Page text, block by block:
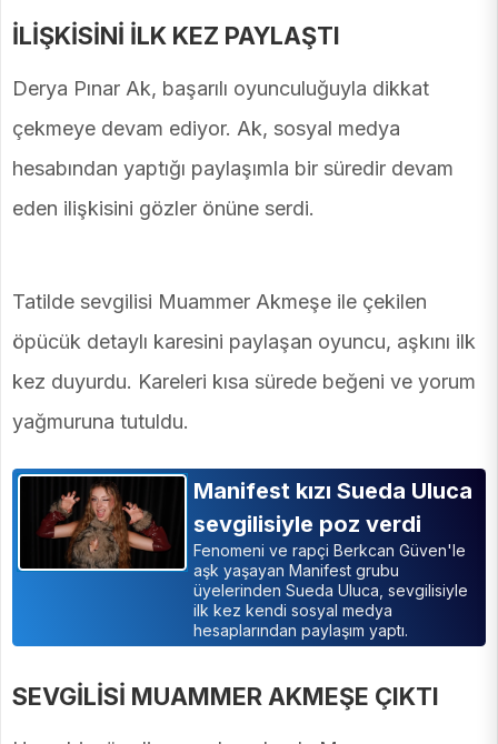
İLİŞKİSİNİ İLK KEZ PAYLAŞTI
Derya Pınar Ak, başarılı oyunculuğuyla dikkat
çekmeye devam ediyor. Ak, sosyal medya
hesabından yaptığı paylaşımla bir süredir devam
eden ilişkisini gözler önüne serdi.
Tatilde sevgilisi Muammer Akmeşe ile çekilen
öpücük detaylı karesini paylaşan oyuncu, aşkını ilk
kez duyurdu. Kareleri kısa sürede beğeni ve yorum
yağmuruna tutuldu.
Manifest kızı Sueda Uluca
sevgilisiyle poz verdi
Fenomeni ve rapçi Berkcan Güven'le
aşk yaşayan Manifest grubu
üyelerinden Sueda Uluca, sevgilisiyle
ilk kez kendi sosyal medya
hesaplarından paylaşım yaptı.
SEVGİLİSİ MUAMMER AKMEŞE ÇIKTI